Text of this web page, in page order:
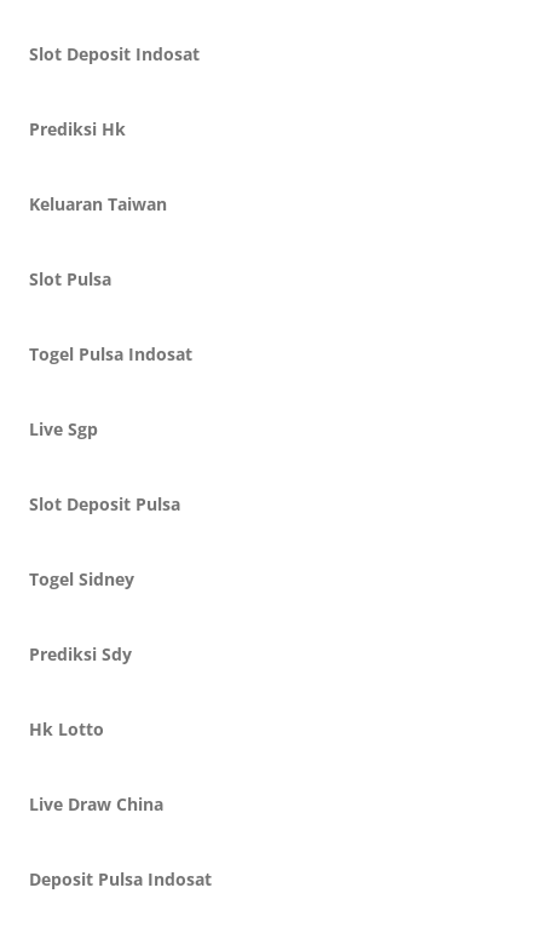
Slot Deposit Indosat
Prediksi Hk
Keluaran Taiwan
Slot Pulsa
Togel Pulsa Indosat
Live Sgp
Slot Deposit Pulsa
Togel Sidney
Prediksi Sdy
Hk Lotto
Live Draw China
Deposit Pulsa Indosat